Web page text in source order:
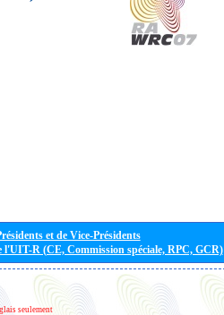
et de Vice-Présidents
l'UIT-R (CE, Commission spéciale, RPC, GCR)
seulement